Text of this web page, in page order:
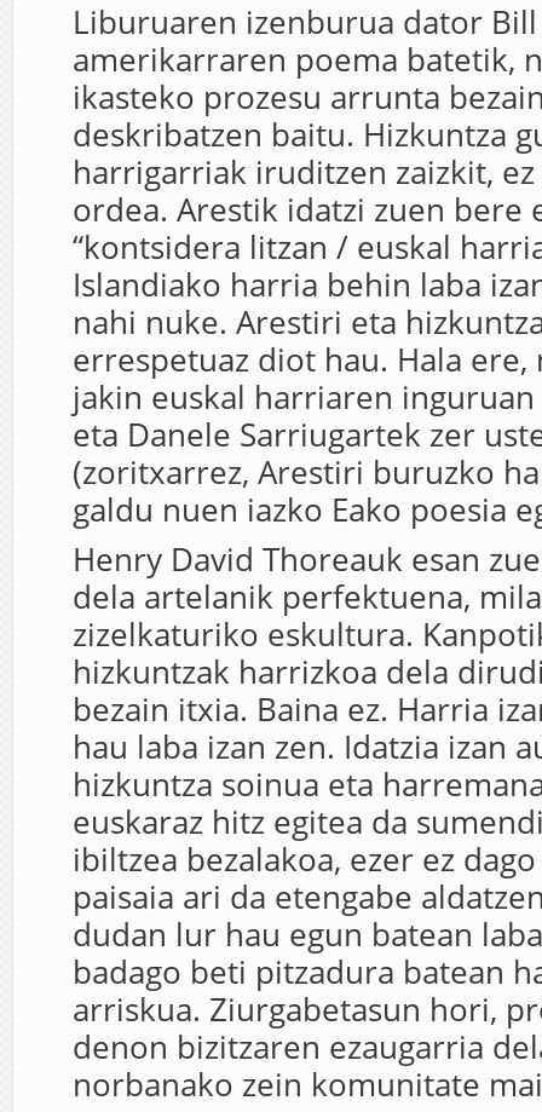
Liburuaren izenburua dator
amerikarraren poema batetik,
ikasteko prozesu arrunta
deskribatzen baitu. Hizkuntza
harrigarriak iruditzen zaizkit,
ordea. Arestik idatzi zuen bere
“kontsidera litzan / euskal
Islandiako harria behin laba
nahi nuke. Arestiri eta
errespetuaz diot hau. Hala
jakin euskal harriaren
eta Danele Sarriugartek zer
(zoritxarrez, Arestiri buruzko
galdu nuen iazko Eako poesia
Henry David Thoreauk esan
dela artelanik perfektuena,
zizelkaturiko eskultura.
hizkuntzak harrizkoa dela
bezain itxia. Baina ez. Harria
hau laba izan zen. Idatzia izan
hizkuntza soinua eta
euskaraz hitz egitea da
ibiltzea bezalakoa, ezer ez
paisaia ari da etengabe
dudan lur hau egun batean
badago beti pitzadura batean
arriskua. Ziurgabetasun hori,
denon bizitzaren ezaugarria
norbanako zein komunitate